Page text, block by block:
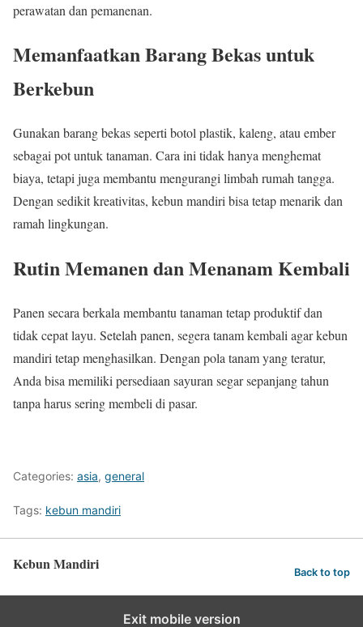
perawatan dan pemanenan.
Memanfaatkan Barang Bekas untuk
Berkebun
Gunakan barang bekas seperti botol plastik, kaleng, atau ember
sebagai pot untuk tanaman. Cara ini tidak hanya menghemat
biaya, tetapi juga membantu mengurangi limbah rumah tangga.
Dengan sedikit kreativitas, kebun mandiri bisa tetap menarik dan
ramah lingkungan.
Rutin Memanen dan Menanam Kembali
Panen secara berkala membantu tanaman tetap produktif dan
tidak cepat layu. Setelah panen, segera tanam kembali agar kebun
mandiri tetap menghasilkan. Dengan pola tanam yang teratur,
Anda bisa memiliki persediaan sayuran segar sepanjang tahun
tanpa harus sering membeli di pasar.
Categories: asia, general
Tags: kebun mandiri
Kebun Mandiri Back to top
Exit mobile version